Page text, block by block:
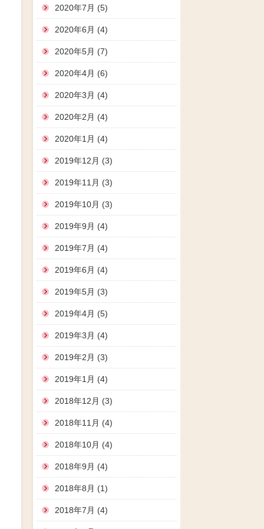
2020年7月 (5)
2020年6月 (4)
2020年5月 (7)
2020年4月 (6)
2020年3月 (4)
2020年2月 (4)
2020年1月 (4)
2019年12月 (3)
2019年11月 (3)
2019年10月 (3)
2019年9月 (4)
2019年7月 (4)
2019年6月 (4)
2019年5月 (3)
2019年4月 (5)
2019年3月 (4)
2019年2月 (3)
2019年1月 (4)
2018年12月 (3)
2018年11月 (4)
2018年10月 (4)
2018年9月 (4)
2018年8月 (1)
2018年7月 (4)